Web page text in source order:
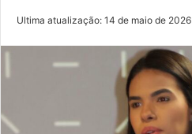
Ultima atualização: 14 de maio de 2026